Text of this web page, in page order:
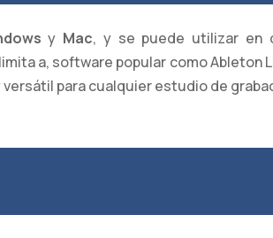
y Mac, y se puede utilizar en
a, software popular como Ableton
para cualquier estudio de